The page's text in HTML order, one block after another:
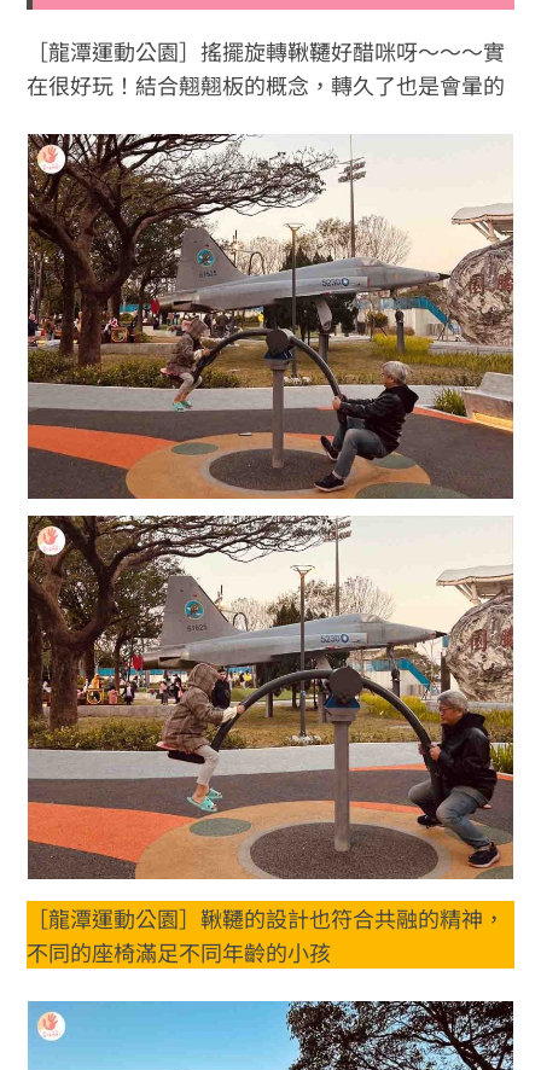
［龍潭運動公園］搖擺旋轉鞦韆好醋咪呀～～～實
在很好玩！結合翹翹板的概念，轉久了也是會暈的
［龍潭運動公園］鞦韆的設計也符合共融的精神，
不同的座椅滿足不同年齡的小孩